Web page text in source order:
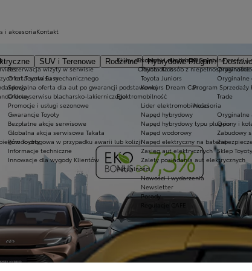
SUV i Terenowe Rodzinne Hybrydowe Plug-in
Ekobonus dla hybryd Toyoty
Oferta dla osób z
Toyoty
Kluby dla dzieci i młodzieży
Toyota Kids
Toyota Juniors
Konkurs Dream Car
Elektromobilność
Lider elektromobilności
Napęd hybrydowy
Napęd hybrydowy typu plug-in
Napęd wodorowy
Napęd elektryczny na baterię
Zasięg aut elektrycznych
Zalety posiadania aut elektrycznych
Aktualności
Nowości i wydarzenia
Newsletter
Porady
Regulacje CAFE
rat Toyota Easy
i akcesoria
Rezerwacja wizyty w serwisie
Oferta serwisu mechanicznego
Specjalna oferta dla aut po gwarancji podstawowej
Oferta serwisu blacharsko-lakierniczego
Promocje i usługi sezonowe
Gwarancje Toyoty
Bezpłatne akcje serwisowe
Globalna akcja serwisowa Takata
Pomoc drogowa w przypadku awarii lub kolizji
Informacje techniczne
Innowacje dla wygody Klientów
Oryginalne części i
Oryginalne
Oryginalne
Program
Trade
Akcesoria
Oryginalne
Opony i
Zabudowy
Sklep Toyoty
Kontakt